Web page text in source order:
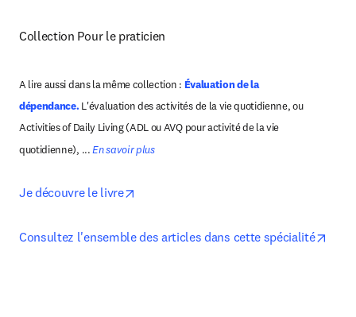
Collection Pour le praticien
A lire aussi dans la même collection : Évaluation de la
dépendance. L'évaluation des activités de la vie quotidienne, ou
Activities of Daily Living (ADL ou AVQ pour activité de la vie
quotidienne), ... En savoir plus
Je découvre le livre
Consultez l'ensemble des articles dans cette spécialité